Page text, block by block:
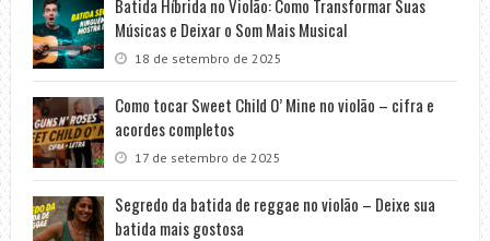
Batida Híbrida no Violão: Como Transformar Suas
Músicas e Deixar o Som Mais Musical
18 de setembro de 2025
Como tocar Sweet Child O’ Mine no violão – cifra e
acordes completos
17 de setembro de 2025
Segredo da batida de reggae no violão – Deixe sua
batida mais gostosa